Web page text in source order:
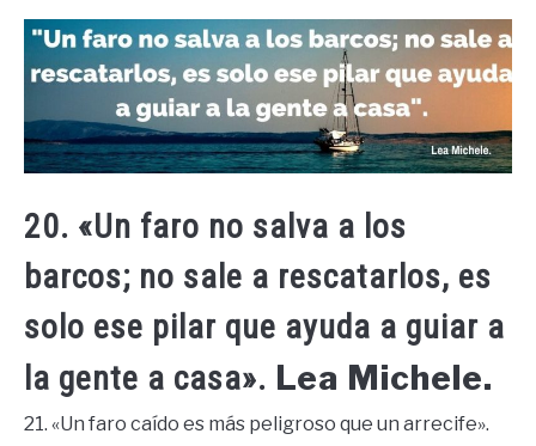
20. «Un faro no salva a los
barcos; no sale a rescatarlos, es
solo ese pilar que ayuda a guiar a
la gente a casa». Lea Michele.
21. «Un faro caído es más peligroso que un arrecife».